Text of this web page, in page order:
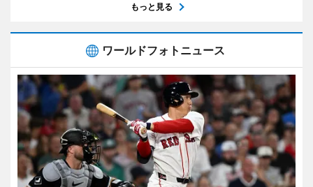
もっと見る
ワールドフォトニュース